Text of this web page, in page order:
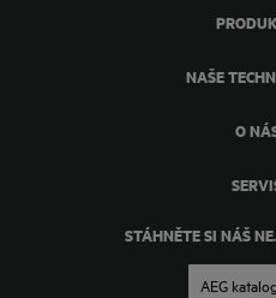
STÁHNĚTE SI NÁŠ
AEG
NAŠE
O